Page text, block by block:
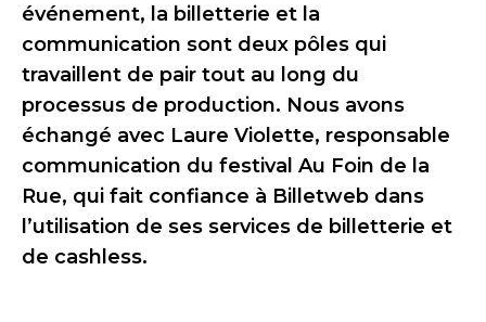
événement, la billetterie et la
communication sont deux pôles qui
travaillent de pair tout au long du
processus de production. Nous avons
échangé avec Laure Violette, responsable
communication du festival Au Foin de la
Rue, qui fait confiance à Billetweb dans
l’utilisation de ses services de billetterie et
de cashless.